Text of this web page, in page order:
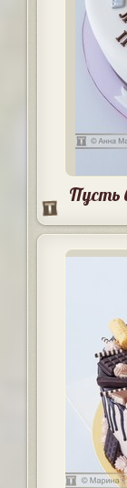
Пусть